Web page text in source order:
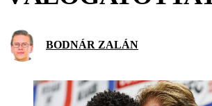
BODNÁR ZALÁN